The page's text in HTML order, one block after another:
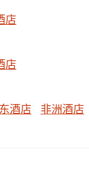
店
店
酒店 非洲酒店